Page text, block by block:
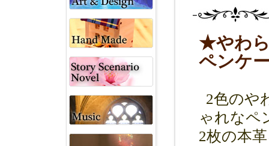
★やわら
ペンケ
2色のや
ゃれなペ
2枚の本